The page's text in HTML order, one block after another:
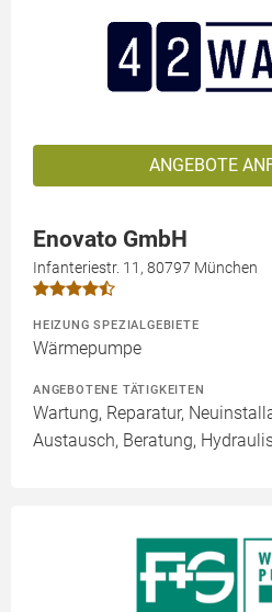
ANGEBOTE
Enovato GmbH
Infanteriestr. 11, 80797 München
HEIZUNG SPEZIALGEBIETE
Wärmepumpe
ANGEBOTENE TÄTIGKEITEN
Wartung, Reparatur,
Austausch, Beratung,